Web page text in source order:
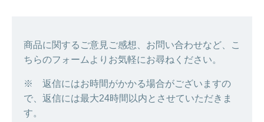
商品に関するご意見ご感想、お問い合わせなど、こ
ちらのフォームよりお気軽にお尋ねください。
※ 返信にはお時間がかかる場合がございますの
で、返信には最大24時間以内とさせていただきま
す。